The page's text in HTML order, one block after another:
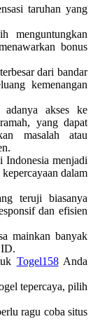
taruhan yang
menguntungkan
bonus
dari bandar
kemenangan
adanya akses ke
yang dapat
masalah atau
Indonesia menjadi
dalam
teruji biasanya
dan efisien
mainkan banyak
ID.
Togel158Anda
tepercaya, pilih
ragu coba situs